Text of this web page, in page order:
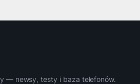
— newsy, testy i baza telefonów.